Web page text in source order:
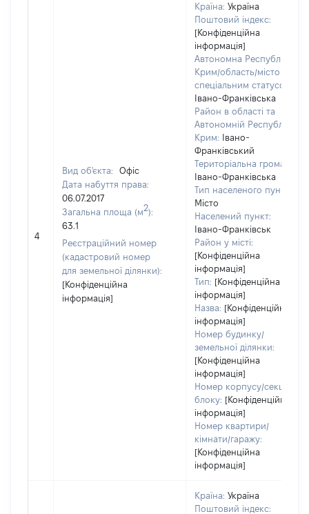
4
Вид об'єкта:
Офіс
Дата набуття права:
06.07.2017
Загальна площа (м2):
63.1
Реєстраційний номер
(кадастровий номер
для земельної ділянки):
[Конфіденційна
інформація]
Країна: Україна
Поштовий індекс:
[Конфіденційна
інформація]
Автономна Республіка
Крим/область/місто зі
спеціальним статусом:
Івано-Франківська
Район в області та
Автономній Республіці
Крим:
Івано-
Франківський
Територіальна громада:
Івано-Франківська
Тип населеного пункту:
Місто
Населений пункт:
Івано-Франківськ
Район у місті:
[Конфіденційна
інформація]
Тип: [Конфіденційна
інформація]
Назва: [Конфіденційна
інформація]
Номер будинку/
земельної ділянки:
[Конфіденційна
інформація]
Номер корпусу/секції/
блоку: [Конфіденційна
інформація]
Номер квартири/
кімнати/гаражу:
[Конфіденційна
інформація]
Країна: Україна
Поштовий індекс: